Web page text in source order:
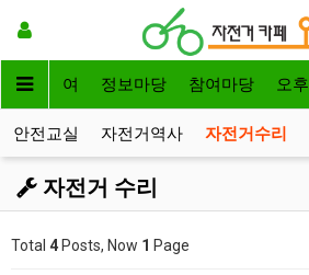
전거대여 정보마당 참여마당 오후
안전교실 자전거역사 자전거수리
자전거 수리
Total 4 Posts, Now 1 Page